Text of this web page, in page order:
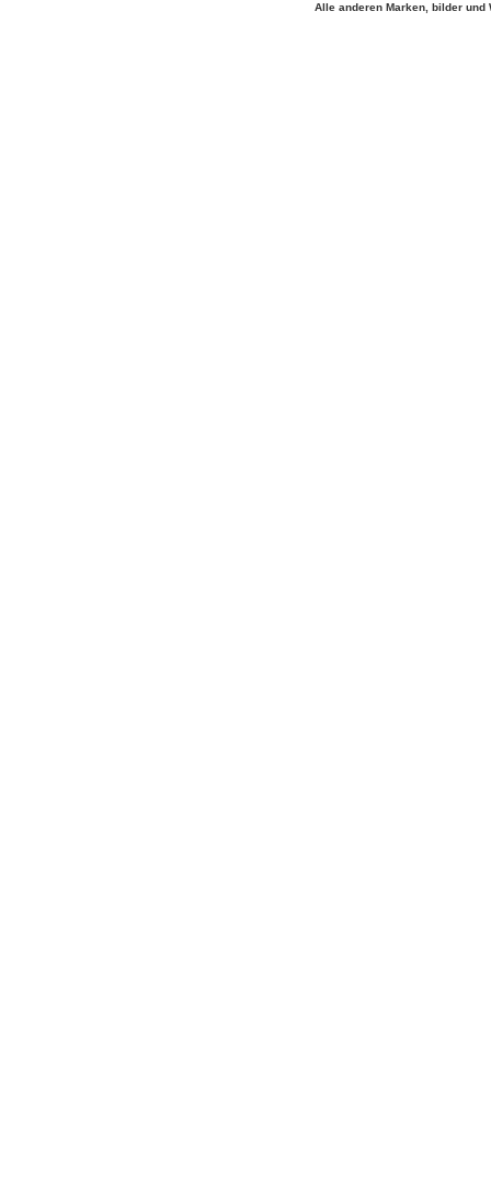
Alle anderen Marken, bilder und